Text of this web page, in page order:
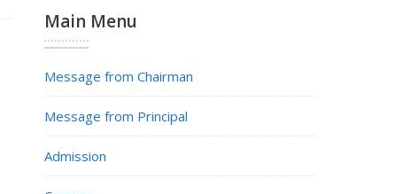
Main Menu
Message from Chairman
Message from Principal
Admission